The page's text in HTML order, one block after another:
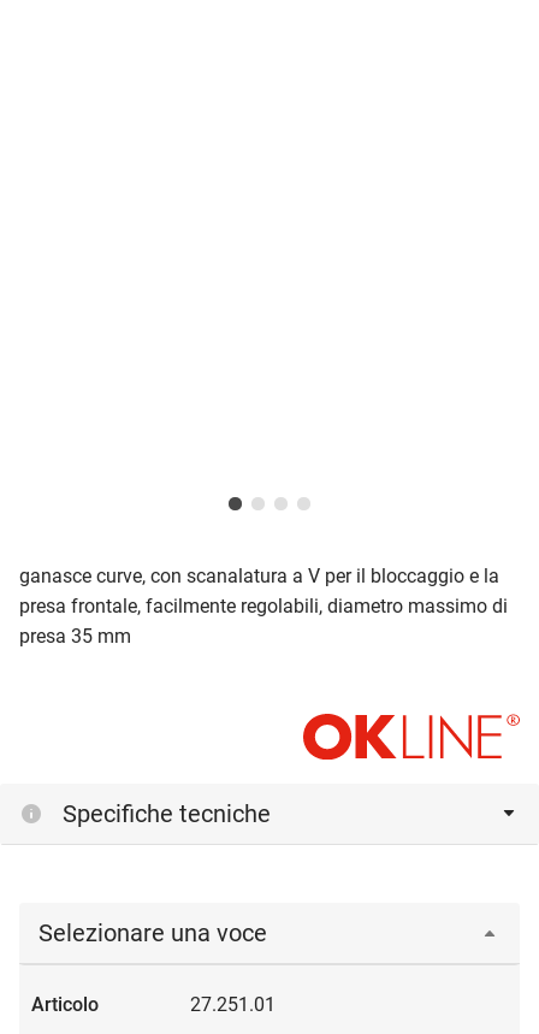
ganasce curve, con scanalatura a V per il bloccaggio e la
presa frontale, facilmente regolabili, diametro massimo di
presa 35 mm
Specifiche tecniche
Selezionare una voce
27.251.01